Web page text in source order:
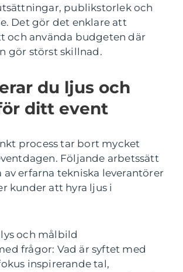
publikstorlek och
Det gör det enklare att
och använda budgeten där
gör störst skillnad.
du ljus och
ditt event
process tar bort mycket
Följande arbetssätt
av erfarna tekniska leverantörer
kunder att hyra ljus i
och målbild
frågor: Vad är syftet med
inspirerande tal,